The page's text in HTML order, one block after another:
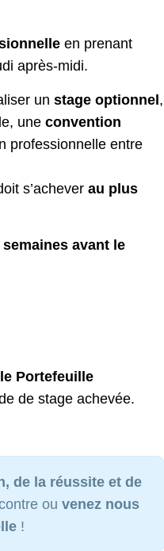
en prenant
après-midi.
un stage optionnel,
une convention
professionnelle entre
s’achever au plus
avant le
Portefeuille
de stage achevée.
de la réussite et de
ou venez nous
!